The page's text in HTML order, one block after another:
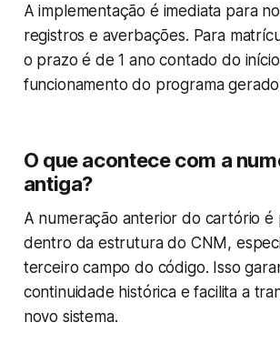
A implementação é imediata para
registros e averbações. Para
o prazo é de 1 ano contado do
funcionamento do programa
O que acontece com a
antiga?
A numeração anterior do cartório é
dentro da estrutura do CNM,
terceiro campo do código. Isso
continuidade histórica e facilita a
novo sistema.